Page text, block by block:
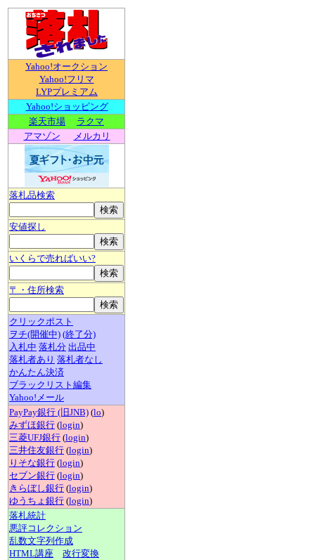
Yahoo!オークション
Yahoo!フリマ
LYPプレミアム
Yahoo!ショッピング
楽天市場
ラクマ
アマゾン
メルカリ
落札品検索
安値探し
いくらで売ればいい?
〒・住所検索
クリックポスト
ヲチ(開催中) (終了分)
入札中 落札分 出品中
落札者あり 落札者なし
かんたん決済
ブラックリスト編集
Yahoo!メール
PayPay銀行 (旧JNB) (lo)
みずほ銀行 (login)
三菱UFJ銀行 (login)
三井住友銀行 (login)
りそな銀行 (login)
セブン銀行 (login)
きらぼし銀行 (login)
ゆうちょ銀行 (login)
落札統計
悪評コレクション
乱数文字列作成
HTML講座
改行変換